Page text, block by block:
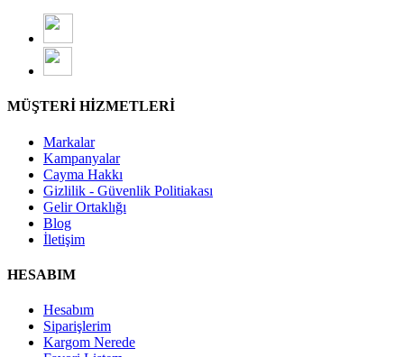
MÜŞTERİ HİZMETLERİ
Markalar
Kampanyalar
Cayma Hakkı
Gizlilik - Güvenlik Politiakası
Gelir Ortaklığı
Blog
İletişim
HESABIM
Hesabım
Siparişlerim
Kargom Nerede